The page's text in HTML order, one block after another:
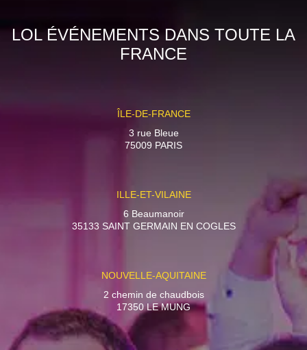
LOL ÉVÉNEMENTS DANS TOUTE LA
FRANCE
ÎLE-DE-FRANCE
3 rue Bleue
75009 PARIS
ILLE-ET-VILAINE
6 Beaumanoir
35133 SAINT GERMAIN EN COGLES
NOUVELLE-AQUITAINE
2 chemin de chaudbois
17350 LE MUNG